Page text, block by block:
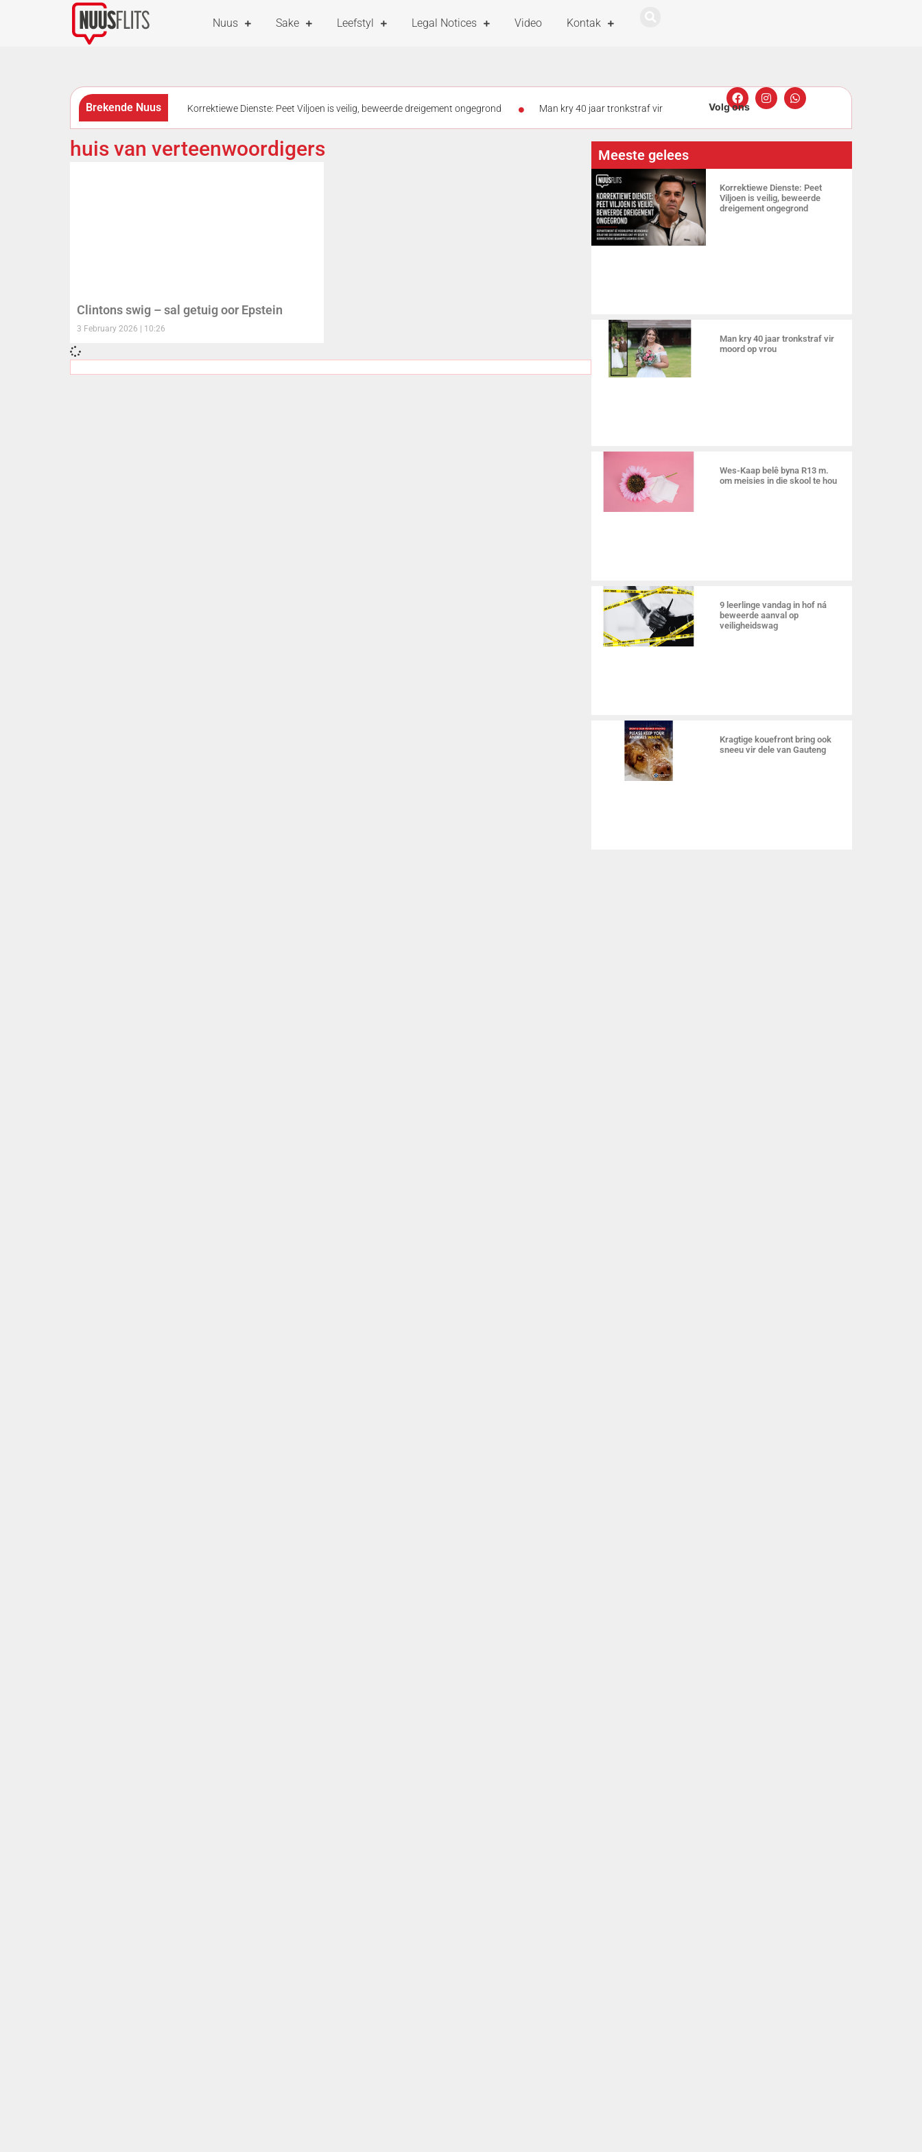
Nuus Sake Leefstyl Legal Notices Video Kontak
Brekende Nuus Korrektiewe Dienste: Peet Viljoen is veilig, beweerde dreigement ongegrond Man kry 40 jaar tronkstraf vir
Wes-Kaap belê byna R13 m. om meisies in die skool te hou
Kragtige kouefront bring ook sneeu vir dele van Gauteng SuperSport
huis van verteenwoordigers
Clintons swig – sal getuig oor Epstein
3 February 2026 10:26
Meeste gelees
Korrektiewe Dienste: Peet
Viljoen is veilig, beweerde
dreigement ongegrond
Man kry 40 jaar tronkstraf vir
moord op vrou
Wes-Kaap belê byna R13 m.
om meisies in die skool te hou
9 leerlinge vandag in hof ná
beweerde aanval op
veiligheidswag
Kragtige kouefront bring ook
sneeu vir dele van Gauteng